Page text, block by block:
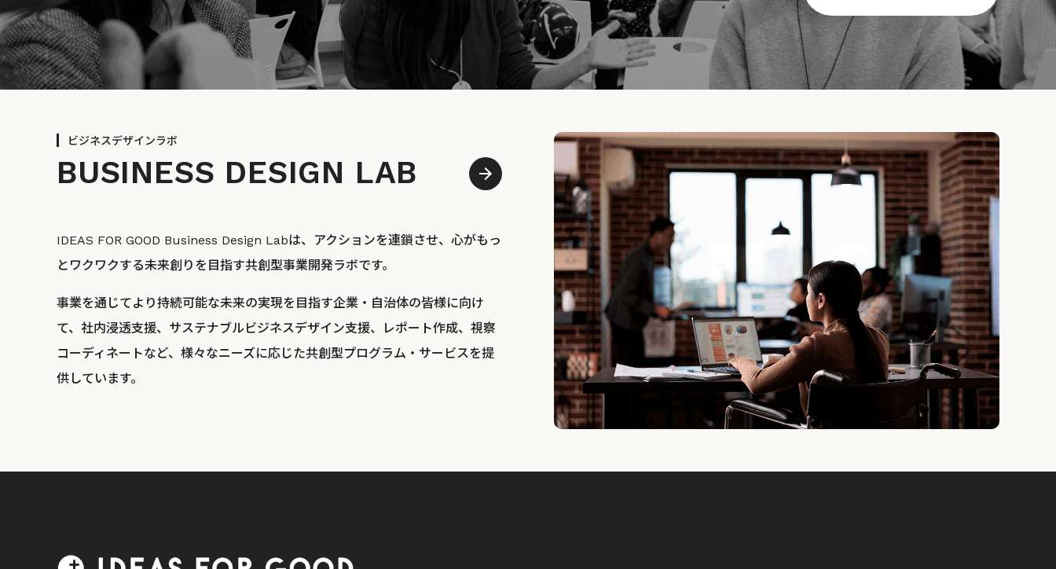
ビジネスデザインラボ
BUSINESS DESIGN LAB
IDEAS FOR GOOD Business Design Labは、アクションを連鎖させ、心がもっ
とワクワクする未来創りを目指す共創型事業開発ラボです。
事業を通じてより持続可能な未来の実現を目指す企業・自治体の皆様に向け
て、社内浸透支援、サステナブルビジネスデザイン支援、レポート作成、視察
コーディネートなど、様々なニーズに応じた共創型プログラム・サービスを提
供しています。